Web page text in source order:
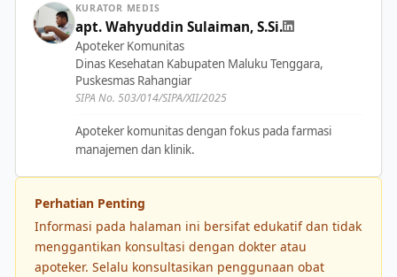
KURATOR MEDIS
apt. Wahyuddin Sulaiman, S.Si.
Apoteker Komunitas
Dinas Kesehatan Kabupaten Maluku Tenggara,
Puskesmas Rahangiar
SIPA No. 503/014/SIPA/XII/2025
Apoteker komunitas dengan fokus pada farmasi
manajemen dan klinik.
Perhatian Penting
Informasi pada halaman ini bersifat edukatif dan tidak
menggantikan konsultasi dengan dokter atau
apoteker. Selalu konsultasikan penggunaan obat